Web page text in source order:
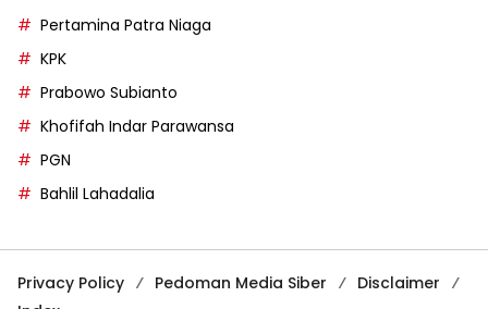
Pertamina Patra Niaga
KPK
Prabowo Subianto
Khofifah Indar Parawansa
PGN
Bahlil Lahadalia
Privacy Policy Pedoman Media Siber
Disclaimer